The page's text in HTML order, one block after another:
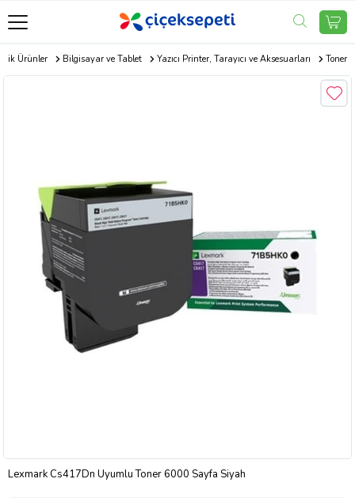
Ürünler Bilgisayar ve Tablet Yazıcı Printer, Tarayıcı ve Aksesuarları Toner
Lexmark Cs417Dn Uyumlu Toner 6000 Sayfa Siyah